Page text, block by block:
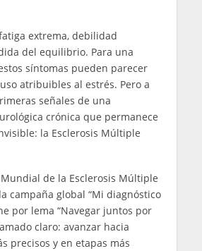
extrema, debilidad
del equilibrio. Para una
síntomas pueden parecer
atribuibles al estrés. Pero a
señales de una
crónica que permanece
la Esclerosis Múltiple
Mundial de la Esclerosis Múltiple
campaña global “Mi diagnóstico
por lema “Navegar juntos por
claro: avanzar hacia
precisos y en etapas más